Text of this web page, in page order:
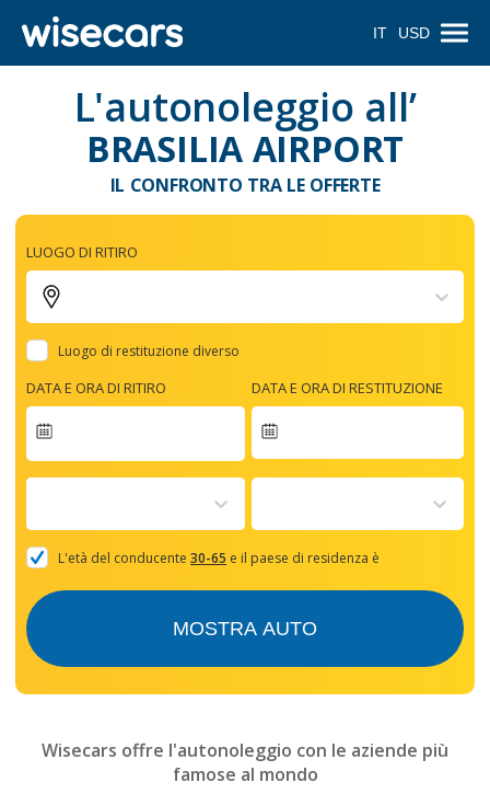
IT USD
L'autonoleggio all’
BRASILIA AIRPORT
IL CONFRONTO TRA LE OFFERTE
LUOGO DI RITIRO
Luogo di restituzione diverso
DATA E ORA DI RITIRO
forward
with
the
and
mark
DATA E ORA DI RESTITUZIONE
L'età del conducente 30-65 e il paese di residenza è
MOSTRA AUTO
Wisecars offre l'autonoleggio con le aziende più
famose al mondo